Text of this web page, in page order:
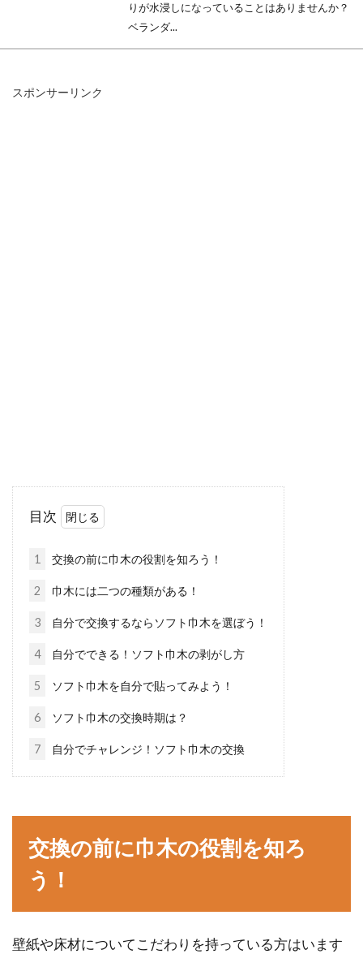
りが水浸しになっていることはありませんか？
ベランダ...
な庭にするポイント
一戸建てを購入するとき、庭があったほうがい
いのか、無くてもいいのではないかと迷う方は
多いのではな...
二世帯住宅にリフォームしたい！ブ
ログから情報を得てみよう
少子高齢化といわれている現代では、二世帯住
宅への関心が高まっています。その証拠に、共
働きで子...
床に！掃除方法もご紹介
家の印象を決定づける場所と言っても良いでし
スポンサーリンク
目次
1 交換の前に巾木の役割を知ろう！
2 巾木には二つの種類がある！
3 自分で交換するならソフト巾木を選ぼう！
4 自分でできる！ソフト巾木の剥がし方
5 ソフト巾木を自分で貼ってみよう！
6 ソフト巾木の交換時期は？
7 自分でチャレンジ！ソフト巾木の交換
交換の前に巾木の役割を知ろ
う！
壁紙や床材についてこだわりを持っている方はいます